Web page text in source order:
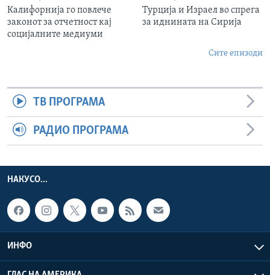
Калифорнија го повлече
законот за отчетност кај
социјалните медиуми
Турција и Израел во спрега
за иднината на Сирија
Сите епизоди
ТВ ПРОГРАМА
РАДИО ПРОГРАМА
НАКУСО...
ИНФО